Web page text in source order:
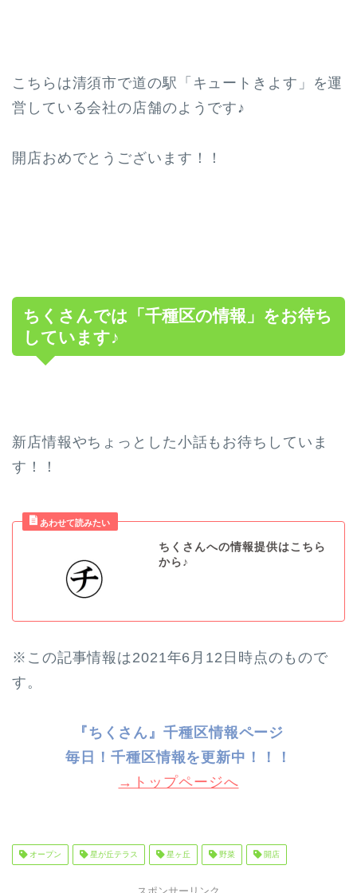
こちらは清須市で道の駅「キュートきよす」を運
営している会社の店舗のようです♪
開店おめでとうございます！！
ちくさんでは「千種区の情報」をお待ち
しています♪
新店情報やちょっとした小話もお待ちしていま
す！！
ちくさんへの情報提供はこちら
から♪
※この記事情報は2021年6月12日時点のもので
す。
『ちくさん』千種区情報ページ
毎日！千種 区情報を更新中！！！
→トップページへ
オープン 星が丘テラス 星ヶ丘 野菜 開店